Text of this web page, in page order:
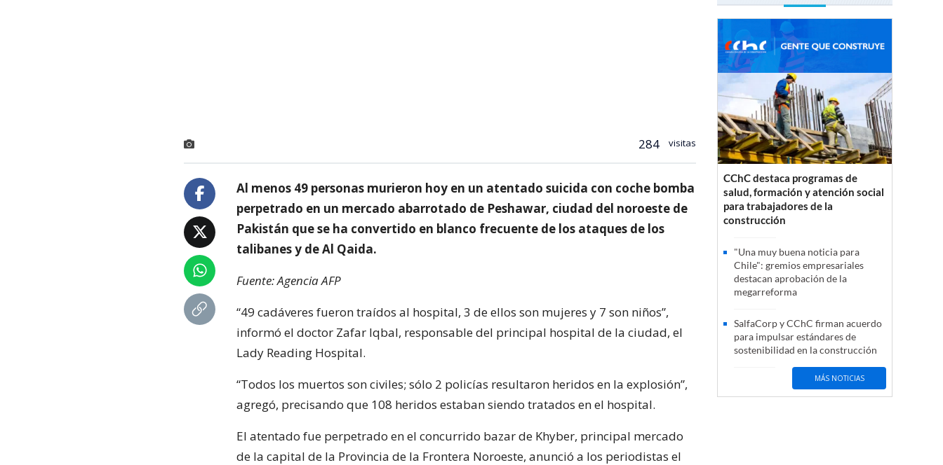
284 visitas
Al menos 49 personas murieron hoy en un atentado suicida con coche bomba
perpetrado en un mercado abarrotado de Peshawar, ciudad del noroeste de
Pakistán que se ha convertido en blanco frecuente de los ataques de los
talibanes y de Al Qaida.
Fuente: Agencia AFP
“49 cadáveres fueron traídos al hospital, 3 de ellos son mujeres y 7 son niños”,
informó el doctor Zafar Iqbal, responsable del principal hospital de la ciudad, el
Lady Reading Hospital.
“Todos los muertos son civiles; sólo 2 policías resultaron heridos en la explosión”,
agregó, precisando que 108 heridos estaban siendo tratados en el hospital.
El atentado fue perpetrado en el concurrido bazar de Khyber, principal mercado
de la capital de la Provincia de la Frontera Noroeste, anunció a los periodistas el
CChC destaca programas de
salud, formación y atención social
para trabajadores de la
construcción
"Una muy buena noticia para
Chile": gremios empresariales
destacan aprobación de la
megarreforma
SalfaCorp y CChC firman acuerdo
para impulsar estándares de
sostenibilidad en la construcción
MÁS NOTICIAS